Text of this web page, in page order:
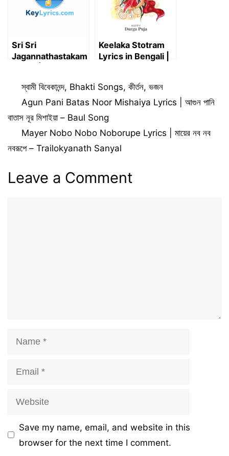
Sri Sri
Jagannathastakam
| Adi Sankaracarya
Keelaka Stotram
Lyrics in Bengali |
Categories
স্বামী বিবেকানন্দ, Bhakti Songs,কীর্তন,ভজন
Agun Pani Batas Noor Mishaiya Lyrics | আগুন পানি
বাতাস নূর মিশাইয়া – Baul Song
Mayer Nobo Nobo Noborupe Lyrics | মায়ের নব নব
নবরূপে – Trailokyanath Sanyal
Leave a Comment
Name
Email
Website
Save my name, email, and website in this
browser for the next time I comment.